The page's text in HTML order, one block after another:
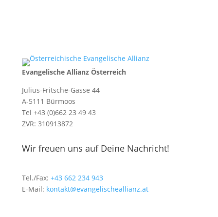
Evangelische Allianz Österreich
Julius-Fritsche-Gasse 44
A-5111 Bürmoos
Tel +43 (0)662 23 49 43
ZVR: 310913872
Wir freuen uns auf Deine Nachricht!
Tel./Fax: +43 662 234 943
E-Mail: kontakt@evangelischeallianz.at